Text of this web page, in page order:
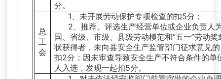
分。
总
工
会
1、未开展劳动保护专项检查的扣5分；
2、推荐、评选生产经营单位或企业负责人
国、省级、市级、县级劳动模范和“五一”劳动奖
状获得者，未向县安全生产监管部门征求意见
扣2分；因未审查导致安全生产不符合条件的单
人入选，发现一起扣5分。